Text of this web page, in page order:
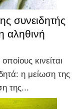
συνειδητής
αληθινή
κινείται
η μείωση της
της...